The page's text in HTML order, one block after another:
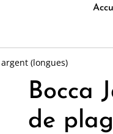
(longues)
Bocca
de